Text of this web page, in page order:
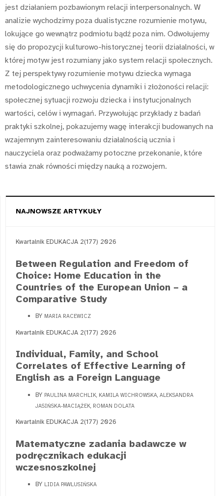
jest działaniem pozbawionym relacji interpersonalnych. W
analizie wychodzimy poza dualistyczne rozumienie motywu,
lokujące go wewnątrz podmiotu bądź poza nim. Odwołujemy
się do propozycji kulturowo-historycznej teorii działalności, w
której motyw jest rozumiany jako system relacji społecznych.
Z tej perspektywy rozumienie motywu dziecka wymaga
metodologicznego uchwycenia dynamiki i złożoności relacji:
społecznej sytuacji rozwoju dziecka i instytucjonalnych
wartości, celów i wymagań. Przywołując przykłady z badań
praktyki szkolnej, pokazujemy wagę interakcji budowanych na
wzajemnym zainteresowaniu działalnością ucznia i
nauczyciela oraz podważamy potoczne przekonanie, które
stawia znak równości między nauką a rozwojem.
NAJNOWSZE ARTYKUŁY
Kwartalnik EDUKACJA 2(177) 2026
Between Regulation and Freedom of
Choice: Home Education in the
Countries of the European Union – a
Comparative Study
BY MARIA RACEWICZ
Kwartalnik EDUKACJA 2(177) 2026
Individual, Family, and School
Correlates of Effective Learning of
English as a Foreign Language
BY PAULINA MARCHLIK, KAMILA WICHROWSKA, ALEKSANDRA
JASIŃSKA-MACIĄŻEK, ROMAN DOLATA
Kwartalnik EDUKACJA 2(177) 2026
Matematyczne zadania badawcze w
podręcznikach edukacji
wczesnoszkolnej
BY LIDIA PAWLUSIŃSKA